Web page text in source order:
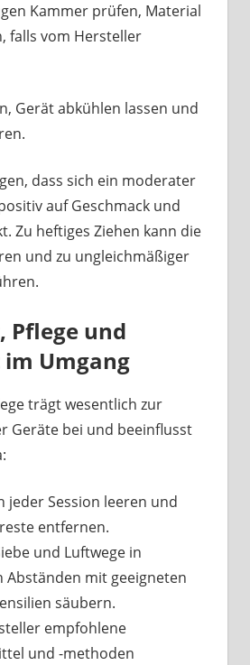
Kammer prüfen, Material
falls vom Hersteller
Gerät abkühlen lassen und
dass sich ein moderater
auf Geschmack und
Zu heftiges Ziehen kann die
und zu ungleichmäßiger
Pflege und
Umgang
trägt wesentlich zur
Geräte bei und beeinflusst
jeder Session leeren und
entfernen.
und Luftwege in
Abständen mit geeigneten
säubern.
empfohlene
und -methoden